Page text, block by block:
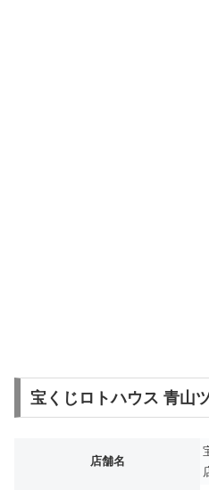
宝くじロトハウス 青山
店舗名